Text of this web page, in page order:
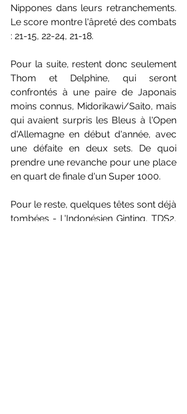
Nippones dans leurs retranchements.
Le score montre l'âpreté des combats
: 21-15, 22-24, 21-18.
Pour la suite, restent donc seulement
Thom et Delphine, qui seront
confrontés à une paire de Japonais
moins connus, Midorikawi/Saito, mais
qui avaient surpris les Bleus à l'Open
d'Allemagne en début d'année, avec
une défaite en deux sets. De quoi
prendre une revanche pour une place
en quart de finale d'un Super 1000.
Pour le reste, quelques têtes sont déjà
tombées - L'Indonésien Ginting, TDS2,